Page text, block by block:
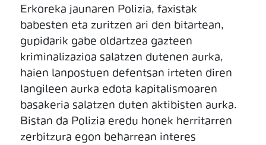
Erkoreka jaunaren Polizia, faxistak
babesten eta zuritzen ari den bitartean,
gupidarik gabe oldartzea gazteen
kriminalizazioa salatzen dutenen aurka,
haien lanpostuen defentsan irteten diren
langileen aurka edota kapitalismoaren
basakeria salatzen duten aktibisten aurka.
Bistan da Polizia eredu honek herritarren
zerbitzura egon beharrean interes